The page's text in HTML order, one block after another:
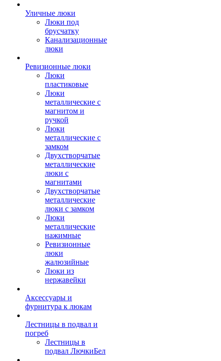
Уличные люки
Люки под
брусчатку
Канализационные
люки
Ревизионные люки
Люки
пластиковые
Люки
металлические с
магнитом и
ручкой
Люки
металлические с
замком
Двухстворчатые
металлические
люки с
магнитами
Двухстворчатые
металлические
люки с замком
Люки
металлические
нажимные
Ревизионные
люки
жалюзийные
Люки из
нержавейки
Аксессуары и
фурнитура к люкам
Лестницы в подвал и
погреб
Лестницы в
подвал ЛючкиБел